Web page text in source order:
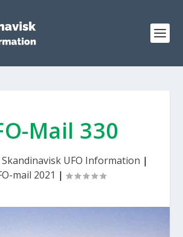
Mail 330
Skandinavisk UFO Information |
mail 2021 |